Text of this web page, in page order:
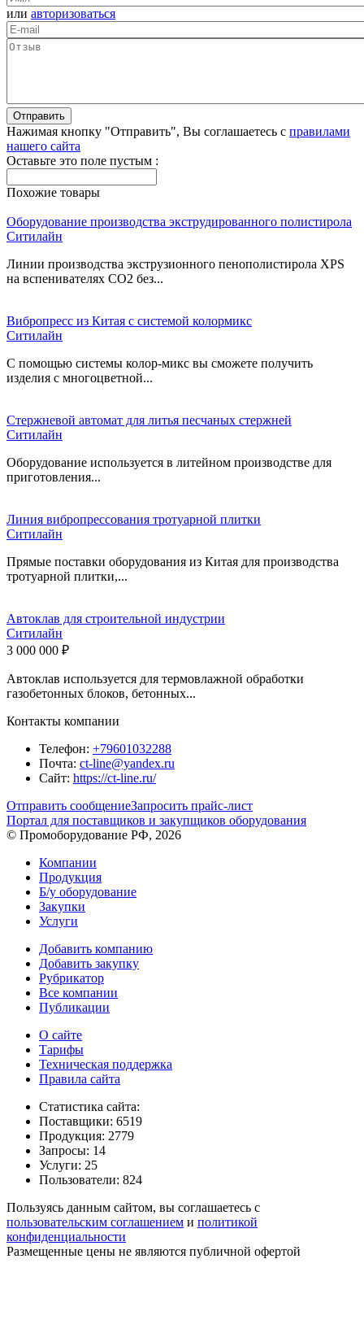
или авторизоваться
Нажимая кнопку "Отправить", Вы соглашаетесь с правилами
нашего сайта
Оставьте это поле пустым :
Похожие товары
Оборудование производства экструдированного полистирола
Ситилайн
Линии производства экструзионного пенополистирола XPS
на вспенивателях СО2 без...
Вибропресс из Китая c системой колормикс
Ситилайн
С помощью системы колор-микс вы сможете получить
изделия с многоцветной...
Стержневой автомат для литья песчаных стержней
Ситилайн
Оборудование используется в литейном производстве для
приготовления...
Линия вибропрессования тротуарной плитки
Ситилайн
Прямые поставки оборудования из Китая для производства
тротуарной плитки,...
Автоклав для строительной индустрии
Ситилайн
3 000 000 ₽
Автоклав используется для термовлажной обработки
газобетонных блоков, бетонных...
Контакты компании
Телефон: +79601032288
Почта: ct-line@yandex.ru
Сайт: https://ct-line.ru/
Отправить сообщениеЗапросить прайс-лист
Портал для поставщиков и закупщиков оборудования
© Промоборудование РФ, 2026
Компании
Продукция
Б/у оборудование
Закупки
Услуги
Добавить компанию
Добавить закупку
Рубрикатор
Все компании
Публикации
О сайте
Тарифы
Техническая поддержка
Правила сайта
Статистика сайта:
Поставщики: 6519
Продукция: 2779
Запросы: 14
Услуги: 25
Пользователи: 824
Пользуясь данным сайтом, вы соглашаетесь с
пользовательским соглашением и политикой
конфиденциальности
Размещенные цены не являются публичной офертой